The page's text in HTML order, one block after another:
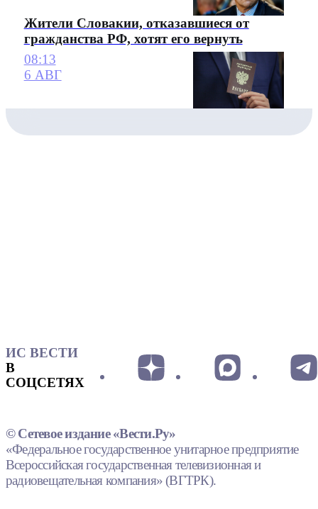
Жители Словакии, отказавшиеся от
гражданства РФ, хотят его вернуть
08:13
6 АВГ
ИС ВЕСТИ
В
СОЦСЕТЯХ
© Сетевое издание «Вести.Ру»
«Федеральное государственное унитарное предприятие
Всероссийская государственная телевизионная и
радиовещательная компания» (ВГТРК).